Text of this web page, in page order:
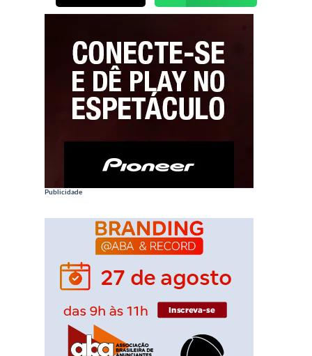
Publicidade